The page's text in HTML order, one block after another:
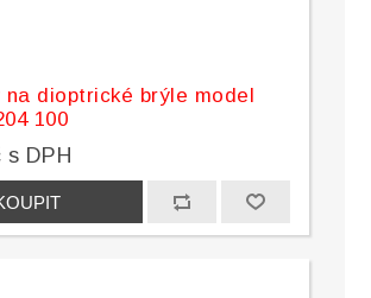
na dioptrické brýle model
100
s DPH